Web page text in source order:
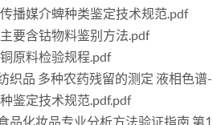
播媒介蜱种类鉴定技术规范.pdf
要含钴物料鉴别方法.pdf
原料检验规程.pdf
织品 多种农药残留的测定 液相色
鉴定技术规范.pdf.pdf
品化妆品专业分析方法验证指南 第